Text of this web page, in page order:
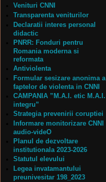
Venituri CNNI
Transparenta veniturilor
Declaratii interes personal
didactic
PNRR: Fonduri pentru
Romania moderna si
reformata
Antiviolenta
Formular sesizare anonima a
faptelor de violenta in CNNI
CAMPANIA ”M.A.I. etic M.A.I.
integru”
Strategia prevenirii coruptiei
Informare monitorizare CNNI
audio-videO
Planul de dezvoltare
institutionala 2023-2026
Statutul elevului
Legea invatamantului
preunivesitar 198_2023